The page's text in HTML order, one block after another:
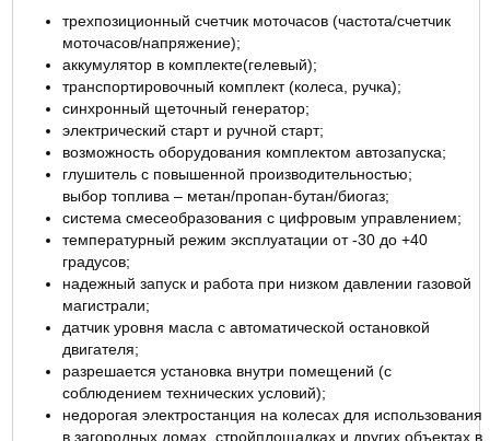
ОТЗЫВЫтрехпозиционный счетчик моточасов (частота/счетчик
моточасов/напряжение);
аккумулятор в комплекте(гелевый);
транспортировочный комплект (колеса, ручка);
синхронный щеточный генератор;
электрический старт и ручной старт;
возможность оборудования комплектом автозапуска;
глушитель с повышенной производительностью;
выбор топлива – метан/пропан-бутан/биогаз;
система смесеобразования с цифровым управлением;
температурный режим эксплуатации от -30 до +40
градусов;
надежный запуск и работа при низком давлении газовой
магистрали;
датчик уровня масла с автоматической остановкой
двигателя;
разрешается установка внутри помещений (с
соблюдением технических условий);
недорогая электростанция на колесах для использования
в загородных домах, стройплощадках и других объектах в